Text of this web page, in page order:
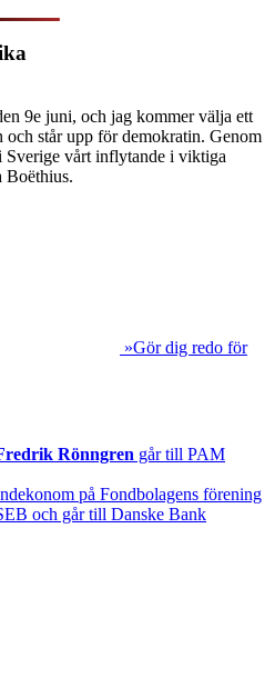
9e juni, och jag kommer välja ett
och står upp för demokratin. Genom
Sverige vårt inflytande i viktiga
Boëthius.
»Gör dig redo för
Rönngren går till PAM
på Fondbolagens förening
och går till Danske Bank